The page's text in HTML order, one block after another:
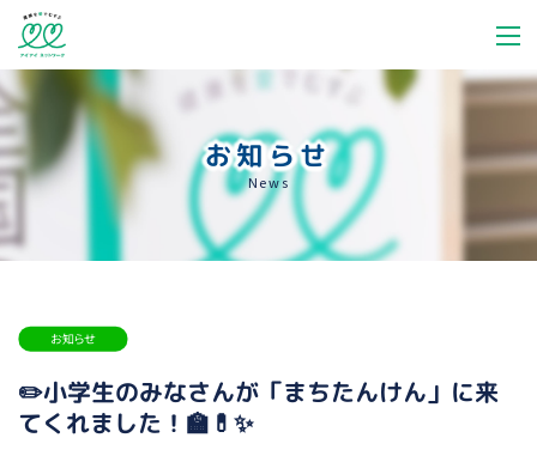
お知らせ
News
お知らせ
✏️小学生のみなさんが「まちたんけん」に来
てくれました！🏫💊✨